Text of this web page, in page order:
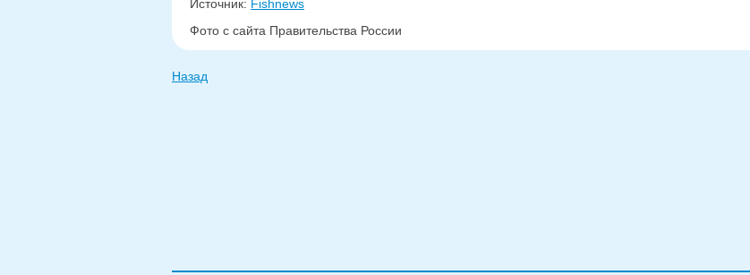
Источник: Fishnews
Фото с сайта Правительства России
Назад